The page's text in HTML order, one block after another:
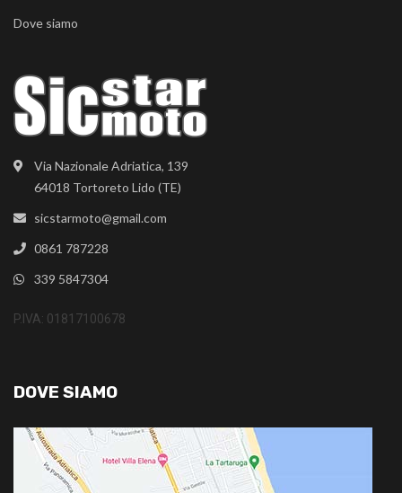
Via Nazionale Adriatica, 139
64018 Tortoreto Lido (TE)
sicstarmoto@gmail.com
0861 787228
339 5847304
P.IVA: 01817100678
Dove siamo
DOVE SIAMO